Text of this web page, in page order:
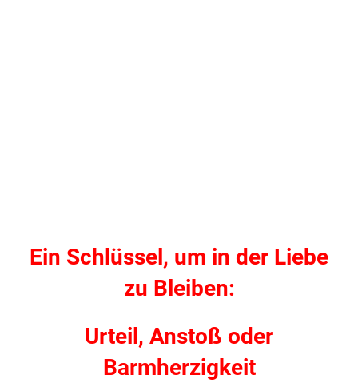
Ein Schlüssel, um in der Liebe
zu Bleiben:
Urteil, Anstoß oder
Barmherzigkeit